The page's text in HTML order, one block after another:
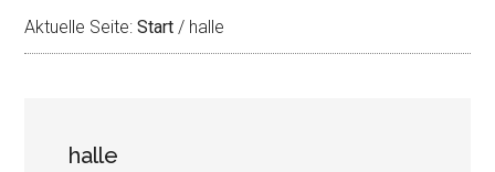
Aktuelle Seite:Start / halle
halle